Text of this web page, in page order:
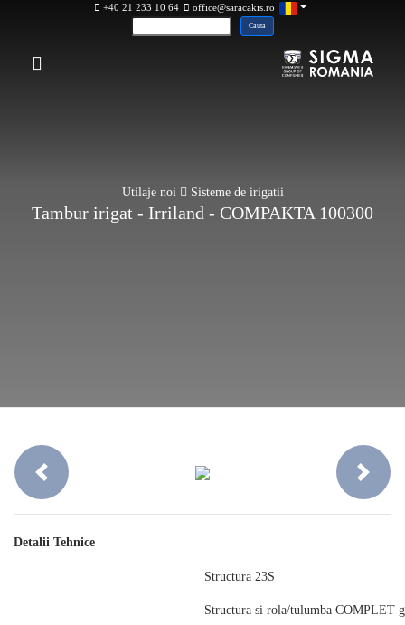
+40 21 233 10 64 office@saracakis.ro
Utilaje noi Sisteme de irigatii
Tambur irigat - Irriland - COMPAKTA 100300
Previous Next
Detalii Tehnice
Structura 23S
Structura si rola/tulumba COMPLET